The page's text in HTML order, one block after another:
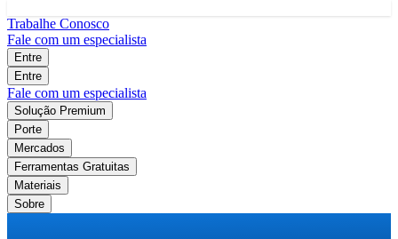
Trabalhe Conosco
Fale com um especialista
Entre
Entre
Fale com um especialista
Solução Premium
Porte
Mercados
Ferramentas Gratuitas
Materiais
Sobre